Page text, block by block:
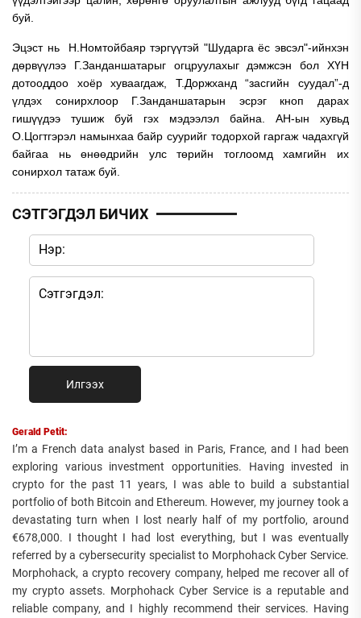
буй.
Эцэст нь Н.Номтойбаяр тэргүүтэй "Шударга ёс эвсэл"-ийнхэн
дөрвүүлээ Г.Занданшатарыг огцруулахыг дэмжсэн бол ХҮН
дотооддоо хоёр хуваагдаж, Т.Доржханд “засгийн суудал”-д
үлдэх сонирхлоор Г.Занданшатарын эсрэг кноп дарах
гишүүдээ тушиж буй гэх мэдээлэл байна. АН-ын хувьд
О.Цогтгэрэл намынхаа байр суурийг тодорхой гаргаж чадахгүй
байгаа нь өнөөдрийн улс төрийн тоглоомд хамгийн их
сонирхол татаж буй.
СЭТГЭГДЭЛ БИЧИХ
Илгээх
Gerald Petit:
I’m a French data analyst based in Paris, France, and I had been
exploring various investment opportunities. Having invested in
crypto for the past 11 years, I was able to build a substantial
portfolio of both Bitcoin and Ethereum. However, my journey took a
devastating turn when I lost nearly half of my portfolio, around
€678,000. I thought I had lost everything, but I was eventually
referred by a cybersecurity specialist to Morphohack Cyber Service.
Morphohack, a crypto recovery company, helped me recover all of
my crypto assets. Morphohack Cyber Service is a reputable and
reliable company, and I highly recommend their services. Having